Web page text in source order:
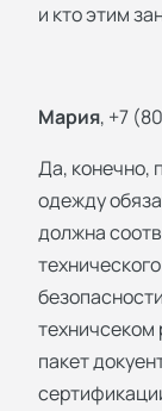
и кто этим
Мария, +7
Да, конечно,
одежду
должна
техничсеком
пакет